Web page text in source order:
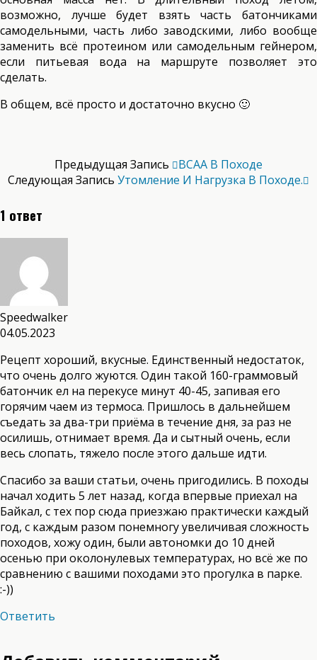
возможно, лучше будет взять часть батончиками
самодельными, часть либо заводскими, либо вообще
заменить всё протеином или самодельным гейнером,
если питьевая вода на маршруте позволяет это
сделать.
В общем, всё просто и достаточно вкусно 🙂
Предыдущая Запись
ВСАА В Походе
Следующая Запись Утомление И Нагрузка В Походе.
1 ответ
Speedwalker
04.05.2023
Рецепт хороший, вкусные. Единственный недостаток,
что очень долго жуются. Один такой 160-граммовый
батончик ел на перекусе минут 40-45, запивая его
горячим чаем из термоса. Пришлось в дальнейшем
съедать за два-три приёма в течение дня, за раз не
осилишь, отнимает время. Да и сытный очень, если
весь слопать, тяжело после этого дальше идти.
Спасибо за ваши статьи, очень пригодились. В походы
начал ходить 5 лет назад, когда впервые приехал на
Байкал, с тех пор сюда приезжаю практически каждый
год, с каждым разом понемногу увеличивая сложность
походов, хожу один, были автономки до 10 дней
осенью при околонулевых температурах, но всё же по
сравнению с вашими походами это прогулка в парке.
:-))
Ответить